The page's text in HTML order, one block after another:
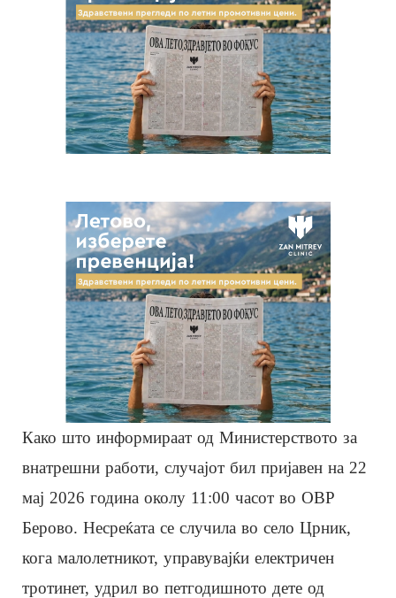
Како што информираат од Министерството за
внатрешни работи, случајот бил пријавен на 22
мај 2026 година околу 11:00 часот во ОВР
Берово. Несреќата се случила во село Црник,
кога малолетникот, управувајќи електричен
тротинет, удрил во петгодишното дете од